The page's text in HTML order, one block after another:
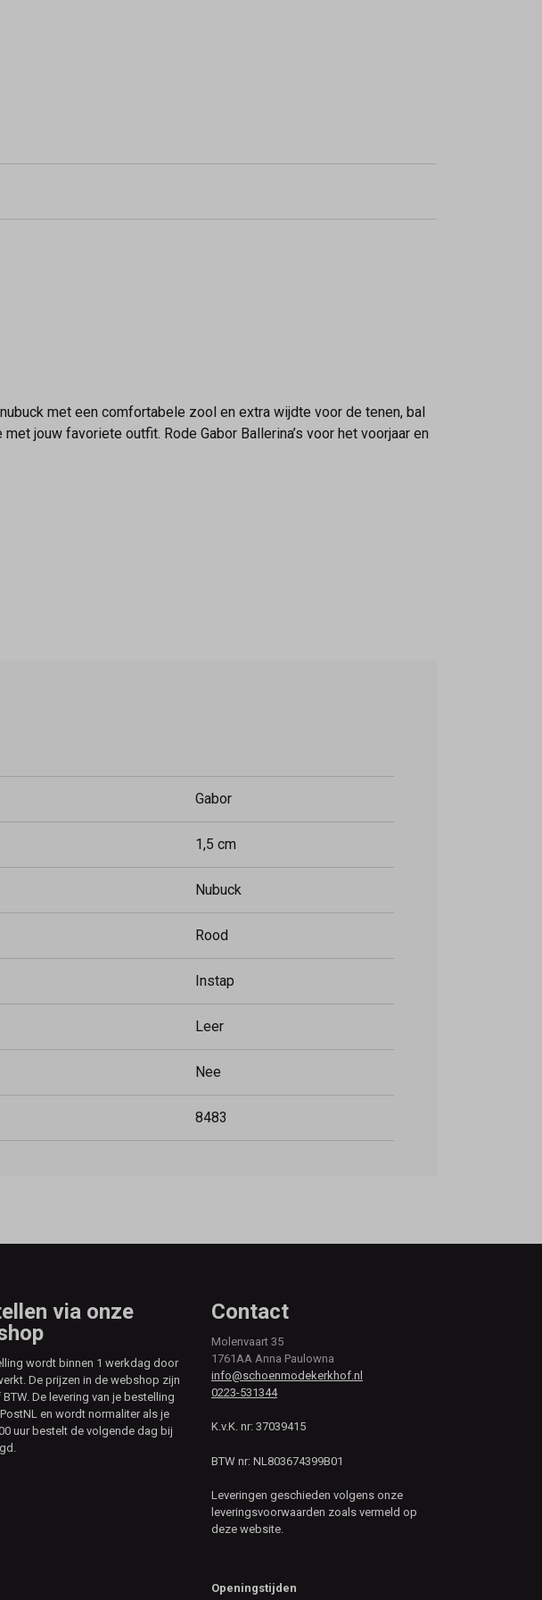
met een comfortabele zool en extra wijdte voor de tenen, bal
jouw favoriete outfit. Rode Gabor Ballerina’s voor het voorjaar en
Gabor
1,5 cm
Nubuck
Rood
Instap
Leer
Nee
8483
via onze
wordt binnen 1 werkdag door
De prijzen in de webshop zijn
De levering van je bestelling
en wordt normaliter als je
uur bestelt de volgende dag bij
Contact
Molenvaart 35
1761AA Anna Paulowna
info@schoenmodekerkhof.nl
0223-531344
K.v.K. nr: 37039415
BTW nr: NL803674399B01
Leveringen geschieden volgens onze
leveringsvoorwaarden zoals vermeld op
deze website.
Openingstijden